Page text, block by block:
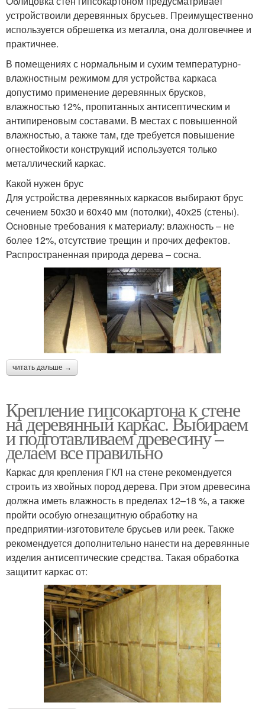
устройствоили деревянных брусьев. Преимущественно
используется обрешетка из металла, она долговечнее и
практичнее.
В помещениях с нормальным и сухим температурно-
влажностным режимом для устройства каркаса
допустимо применение деревянных брусков,
влажностью 12%, пропитанных антисептическим и
антипиреновым составами. В местах с повышенной
влажностью, а также там, где требуется повышение
огнестойкости конструкций используется только
металлический каркас.
Какой нужен брус
Для устройства деревянных каркасов выбирают брус
сечением 50х30 и 60х40 мм (потолки), 40х25 (стены).
Основные требования к материалу: влажность – не
более 12%, отсутствие трещин и прочих дефектов.
Распространенная природа дерева – сосна.
читать дальше →
Крепление гипсокартона к стене
на деревянный каркас. Выбираем
и подготавливаем древесину –
делаем все правильно
Каркас для крепления ГКЛ на стене рекомендуется
строить из хвойных пород дерева. При этом древесина
должна иметь влажность в пределах 12–18 %, а также
пройти особую огнезащитную обработку на
предприятии-изготовителе брусьев или реек. Также
рекомендуется дополнительно нанести на деревянные
изделия антисептические средства. Такая обработка
защитит каркас от: